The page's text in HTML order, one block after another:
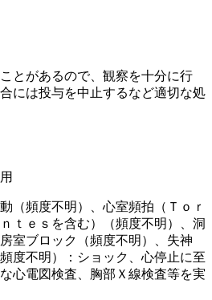
とがあるので、観察を十分に行
には投与を中止するなど適切な処
（頻度不明）、心室頻拍（Ｔｏｒ
ｅｓを含む）（頻度不明）、洞
室ブロック（頻度不明）、失神
度不明）：ショック、心停止に至
心電図検査、胸部Ｘ線検査等を実